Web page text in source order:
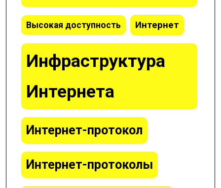
Высокая доступность Интернет
Инфраструктура
Интернета
Интернет-протокол
Интернет-протоколы